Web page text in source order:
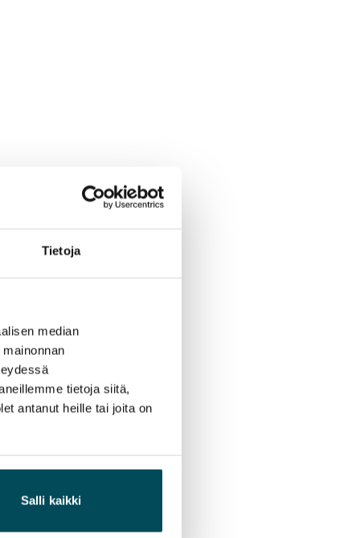
Tietoja
median
tietoja siitä,
antanut heille tai joita on
Salli kaikki